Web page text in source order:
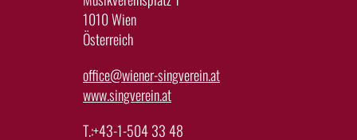
1010 Wien
Österreich
office@wiener-singverein.at
www.singverein.at
T.:+43-1-504 33 48